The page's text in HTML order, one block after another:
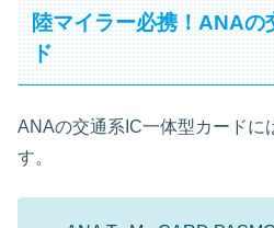
陸マイラー必携！ANAの
ド
ANAの交通系IC一体型カードに
す。